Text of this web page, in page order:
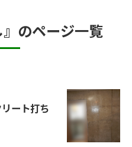
のページ一覧
ート打ち